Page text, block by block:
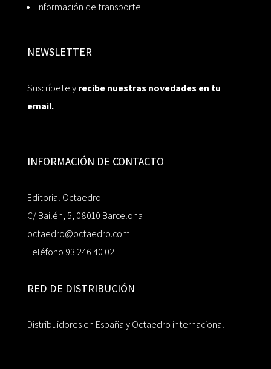
Información de transporte
NEWSLETTER
Suscríbete yrecibe nuestras novedades en tu
email.
INFORMACIÓN DE CONTACTO
Editorial Octaedro
C/ Bailén, 5, 08010 Barcelona
octaedro@octaedro.com
Teléfono 93 246 40 02
RED DE DISTRIBUCIÓN
Distribuidores en España y Octaedro internacional